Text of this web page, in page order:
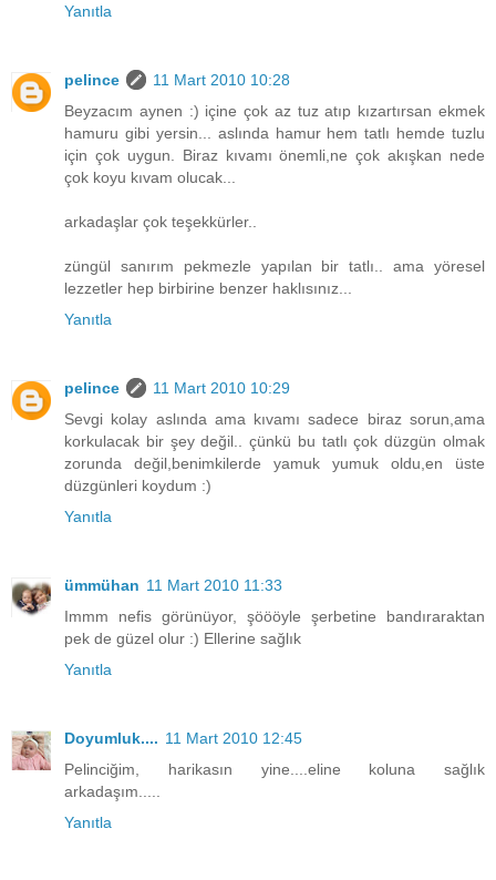
Yanıtla
pelince
11 Mart 2010 10:28
Beyzacım aynen :) içine çok az tuz atıp kızartırsan ekmek
hamuru gibi yersin... aslında hamur hem tatlı hemde tuzlu
için çok uygun. Biraz kıvamı önemli,ne çok akışkan nede
çok koyu kıvam olucak...
arkadaşlar çok teşekkürler..
züngül sanırım pekmezle yapılan bir tatlı.. ama yöresel
lezzetler hep birbirine benzer haklısınız...
Yanıtla
pelince
11 Mart 2010 10:29
Sevgi kolay aslında ama kıvamı sadece biraz sorun,ama
korkulacak bir şey değil.. çünkü bu tatlı çok düzgün olmak
zorunda değil,benimkilerde yamuk yumuk oldu,en üste
düzgünleri koydum :)
Yanıtla
ümmühan 11 Mart 2010 11:33
Immm nefis görünüyor, şöööyle şerbetine bandıraraktan
pek de güzel olur :) Ellerine sağlık
Yanıtla
Doyumluk.... 11 Mart 2010 12:45
Pelinciğim, harikasın yine....eline koluna sağlık
arkadaşım.....
Yanıtla